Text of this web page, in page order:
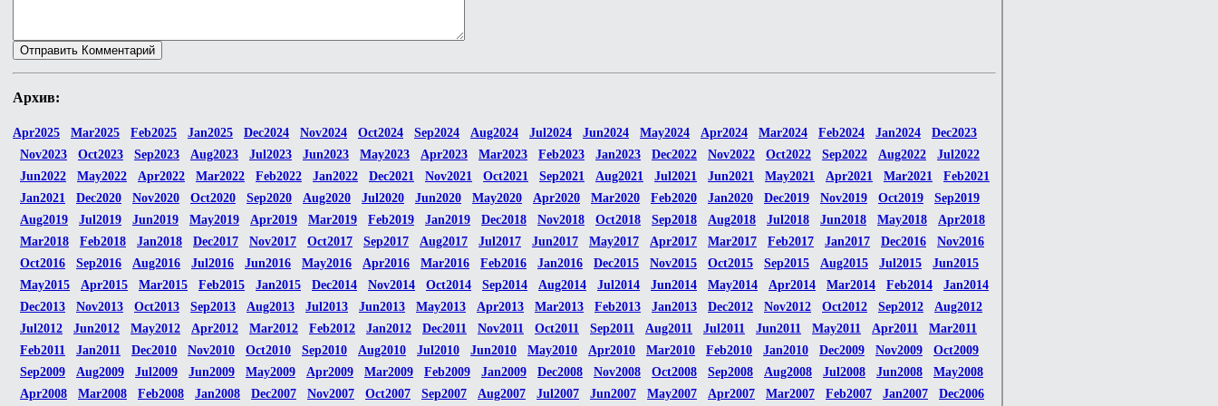
Архив:
Apr2025 Mar2025 Feb2025 Jan2025 Dec2024 Nov2024 Oct2024 Sep2024 Aug2024 Jul2024 Jun2024 May2024 Apr2024 Mar2024 Feb2024 Jan2024
Dec2023
Nov2023
Oct2023 Sep2023 Aug2023 Jul2023 Jun2023 May2023 Apr2023 Mar2023 Feb2023 Jan2023 Dec2022 Nov2022 Oct2022 Sep2022 Aug2022
Jul2022
Jun2022
May2022 Apr2022 Mar2022 Feb2022 Jan2022 Dec2021 Nov2021 Oct2021 Sep2021 Aug2021 Jul2021 Jun2021 May2021 Apr2021 Mar2021
Feb2021
Jan2021
Dec2020 Nov2020 Oct2020 Sep2020 Aug2020 Jul2020 Jun2020 May2020 Apr2020 Mar2020 Feb2020 Jan2020 Dec2019 Nov2019 Oct2019
Sep2019
Aug2019
Jul2019 Jun2019 May2019 Apr2019 Mar2019 Feb2019 Jan2019 Dec2018 Nov2018 Oct2018 Sep2018 Aug2018 Jul2018 Jun2018 May2018
Apr2018
Mar2018
Feb2018 Jan2018 Dec2017 Nov2017 Oct2017 Sep2017 Aug2017 Jul2017 Jun2017 May2017 Apr2017 Mar2017 Feb2017 Jan2017 Dec2016
Nov2016
Oct2016
Sep2016 Aug2016 Jul2016 Jun2016 May2016 Apr2016 Mar2016 Feb2016 Jan2016 Dec2015 Nov2015 Oct2015 Sep2015 Aug2015 Jul2015
Jun2015
May2015
Apr2015 Mar2015 Feb2015 Jan2015 Dec2014 Nov2014 Oct2014 Sep2014 Aug2014 Jul2014 Jun2014 May2014 Apr2014 Mar2014 Feb2014
Jan2014
Dec2013
Nov2013 Oct2013 Sep2013 Aug2013 Jul2013 Jun2013 May2013 Apr2013 Mar2013 Feb2013 Jan2013 Dec2012 Nov2012 Oct2012 Sep2012
Aug2012
Jul2012
Jun2012 May2012 Apr2012 Mar2012 Feb2012 Jan2012 Dec2011 Nov2011 Oct2011 Sep2011 Aug2011 Jul2011 Jun2011 May2011 Apr2011
Mar2011
Feb2011
Jan2011 Dec2010 Nov2010 Oct2010 Sep2010 Aug2010 Jul2010 Jun2010 May2010 Apr2010 Mar2010 Feb2010 Jan2010 Dec2009 Nov2009
Oct2009
Sep2009
Aug2009 Jul2009 Jun2009 May2009 Apr2009 Mar2009 Feb2009 Jan2009 Dec2008 Nov2008 Oct2008 Sep2008 Aug2008 Jul2008 Jun2008
May2008
Apr2008
Mar2008 Feb2008 Jan2008 Dec2007 Nov2007 Oct2007 Sep2007 Aug2007 Jul2007 Jun2007 May2007 Apr2007 Mar2007 Feb2007 Jan2007 Dec2006